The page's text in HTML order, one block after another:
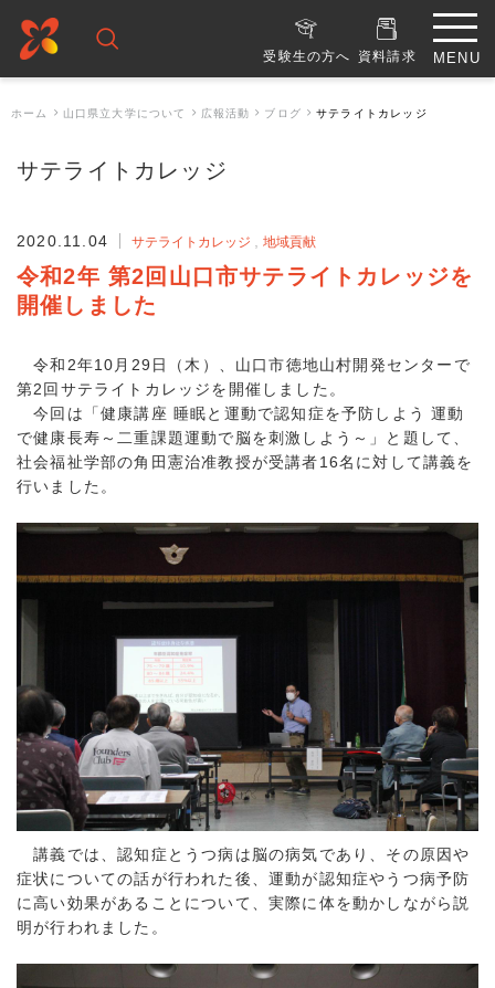
受験生の方へ 資料請求
ホーム 山口県立大学について 広報活動 ブログ サテライトカレッジ
サテライトカレッジ
2020.11.04 サテライトカレッジ 地域貢献
令和2年 第2回山口市サテライトカレッジを
開催しました
令和2年10月29日（木）、山口市徳地山村開発センターで
第2回サテライトカレッジを開催しました。
今回は「健康講座 睡眠と運動で認知症を予防しよう 運動
で健康長寿～二重課題運動で脳を刺激しよう～」と題して、
社会福祉学部の角田憲治准教授が受講者16名に対して講義を
行いました。
講義では、認知症とうつ病は脳の病気であり、その原因や
症状についての話が行われた後、運動が認知症やうつ病予防
に高い効果があることについて、実際に体を動かしながら説
明が行われました。